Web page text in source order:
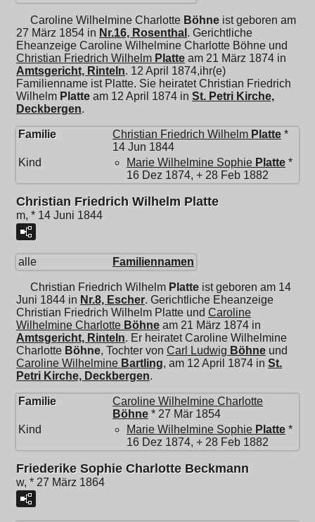
Caroline Wilhelmine Charlotte Böhne ist geboren am
27 März 1854 in Nr.16, Rosenthal . Gerichtliche
Eheanzeige Caroline Wilhelmine Charlotte Böhne und
Christian Friedrich Wilhelm Platte am 21 März 1874 in
Amtsgericht, Rinteln. 12 April 1874,ihr(e)
Familienname ist Platte. Sie heiratetChristian Friedrich
Wilhelm Platte am 12 April 1874 in St. Petri Kirche,
Deckbergen.
Familie Christian Friedrich Wilhelm Platte *
14 Jun 1844
Kind
Marie Wilhelmine Sophie Platte *
16 Dez 1874, + 28 Feb 1882
Christian Friedrich Wilhelm Platte
m, * 14 Juni 1844
alle Familiennamen
Christian Friedrich Wilhelm Platte ist geboren am 14
Juni 1844 in Nr.8, Escher. Gerichtliche Eheanzeige
Christian Friedrich Wilhelm Platte und Caroline
Wilhelmine Charlotte Böhne am 21 März 1874 in
Amtsgericht, Rinteln. Er heiratetCaroline Wilhelmine
Charlotte Böhne, Tochter von Carl Ludwig Böhne und
Caroline Wilhelmine Bartling, am 12 April 1874 in St.
Petri Kirche, Deckbergen.
Familie
Caroline Wilhelmine Charlotte
Böhne * 27 Mär 1854
Kind
Marie Wilhelmine Sophie Platte *
16 Dez 1874, + 28 Feb 1882
Friederike Sophie Charlotte Beckmann
w, * 27 März 1864